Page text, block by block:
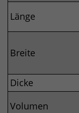
Länge
Breite
Dicke
Volumen